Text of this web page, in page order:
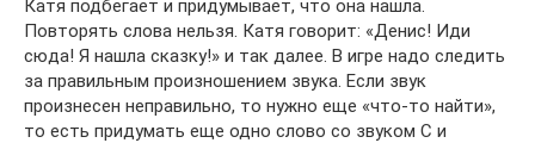
Катя подбегает и придумывает, что она нашла.
Повторять слова нельзя. Катя говорит: «Денис! Иди
сюда! Я нашла сказку!» и так далее. В игре надо следить
за правильным произношением звука. Если звук
произнесен неправильно, то нужно еще «что-то найти»,
то есть придумать еще одно слово со звуком С и